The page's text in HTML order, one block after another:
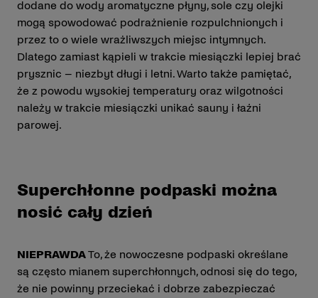
dodane do wody aromatyczne płyny, sole czy olejki
mogą spowodować podrażnienie rozpulchnionych i
przez to o wiele wrażliwszych miejsc intymnych.
Dlatego zamiast kąpieli w trakcie miesiączki lepiej brać
prysznic – niezbyt długi i letni. Warto także pamiętać,
że z powodu wysokiej temperatury oraz wilgotności
należy w trakcie miesiączki unikać sauny i łaźni
parowej.
Superchłonne podpaski można
nosić cały dzień
NIEPRAWDATo, że nowoczesne podpaski określane
są często mianem superchłonnych, odnosi się do tego,
że nie powinny przeciekać i dobrze zabezpieczać